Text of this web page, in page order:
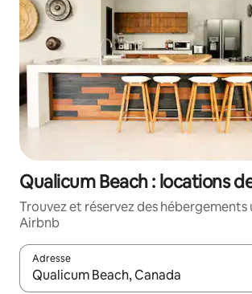
Qualicum Beach : locations
Trouvez et réservez des hébergements
Airbnb
Adresse
Lorsque les résultats s'affichent, utilisez